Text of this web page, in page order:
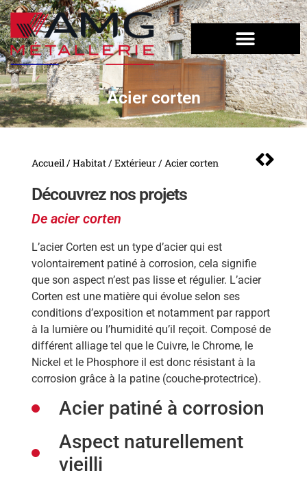
Acier corten
Accueil/Habitat/Extérieur/ Acier corten
Découvrez nos projets
De acier corten
L’acier Corten est un type d’acier qui est
volontairement patiné à corrosion, cela signifie
que son aspect n’est pas lisse et régulier. L’acier
Corten est une matière qui évolue selon ses
conditions d’exposition et notamment par rapport
à la lumière ou l’humidité qu’il reçoit. Composé de
différent alliage tel que le Cuivre, le Chrome, le
Nickel et le Phosphore il est donc résistant à la
corrosion grâce à la patine (couche-protectrice).
Acier patiné à corrosion
Aspect naturellement
vieilli